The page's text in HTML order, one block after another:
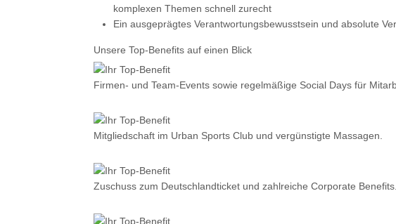
komplexen Themen schnell zurecht
Ein ausgeprägtes Verantwortungsbewusstsein und absolute
Unsere Top-Benefits auf einen Blick
Firmen- und Team-Events sowie regelmäßige Social Days für
Mitgliedschaft im Urban Sports Club und vergünstigte Massagen.
Zuschuss zum Deutschlandticket und zahlreiche Corporate Benefits.